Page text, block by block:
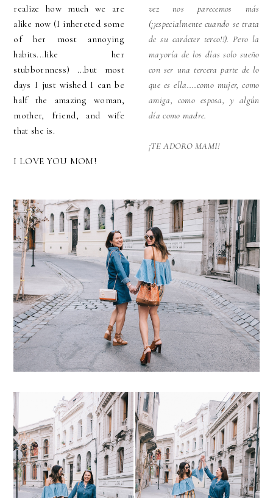
realize how much we are
alike now (I inhereted some
of her most annoying
habits...like her
stubbornness) ...but most
days I just wished I can be
half the amazing woman,
mother, friend, and wife
that she is.
I LOVE YOU MOM!
vez nos parecemos más
(¡¡especialmente cuando se trata
de su carácter terco!!). Pero la
mayoría de los días solo sueño
con ser una tercera parte de lo
que es ella....como mujer, como
amiga, como esposa, y algún
día como madre.
¡TE ADORO MAMI!